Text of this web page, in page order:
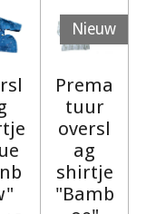
Nieuw
Prema
tuur
oversl
ag
shirtje
"Bamb